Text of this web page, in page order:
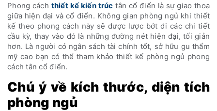
Phong cách thiết kế kiến trúc tân cổ điển là sự giao thoa
giữa hiện đại và cổ điển. Không gian phòng ngủ khi thiết
kế theo phong cách này sẽ được lược bớt đi các chi tiết
cầu kỳ, thay vào đó là những đường nét hiện đại, tối giản
hơn. Là người có ngân sách tài chính tốt, sở hữu gu thẩm
mỹ cao bạn có thể tham khảo thiết kế phòng ngủ phong
cách tân cổ điển.
Chú ý về kích thước, diện tích
phòng ngủ